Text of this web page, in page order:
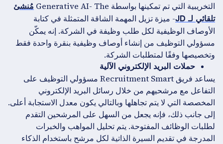
التخريبية التي تم تمكينها بواسطة Generative AI- The
مُنشئ
تلقائي لـ JD
- ميزة تزيل المهمة الشاقة المتمثلة في كتابة
الأوصاف الوظيفية لكل طلب وظيفة في الشركة. إنه يمكّن
مسؤولي التوظيف من إنشاء أوصاف وظيفية بنقرة واحدة فقط
وتخصيصها وفقًا لمتطلبات الشركة.
حملات البريد الإلكتروني الآلية
يساعد فريق Recruitment Smart مسؤولي التوظيف على
التفاعل مع مرشحيهم من خلال رسائل البريد الإلكتروني
المخصصة التي لا يتم تجاهلها وبالتالي يكون معدل الاستجابة أعلى.
إلى جانب ذلك، فإنه يجعل من السهل على المرشحين التقدم
لطلبات الوظائف المفتوحة. يتم تحليل المواهب والخبرات
المدرجة في تقديم السيرة الذاتية لكل مرشح باستخدام الذكاء